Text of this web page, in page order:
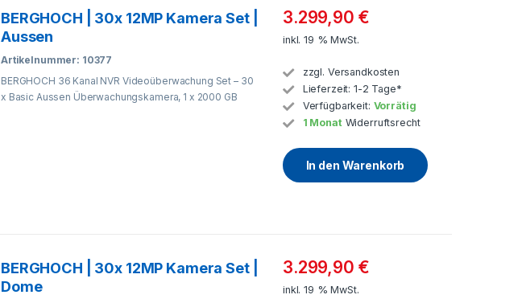
BERGHOCH | 30x 12MP Kamera Set |
Aussen
Artikelnummer: 10377
BERGHOCH 36 Kanal NVR Videoüberwachung Set – 30
x Basic Aussen Überwachungskamera, 1 x 2000 GB
3.299,90 €
inkl. 19 % MwSt.
zzgl. Versandkosten
Lieferzeit: 1-2 Tage*
Verfügbarkeit: Vorrätig
1 Monat Widerruftsrecht
In den Warenkorb
BERGHOCH | 30x 12MP Kamera Set |
Dome
3.299,90 €
inkl. 19 % MwSt.